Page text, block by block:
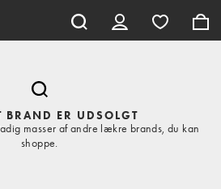
BRAND ER UDSOLGT
masser af andre lækre brands, du kan
shoppe.